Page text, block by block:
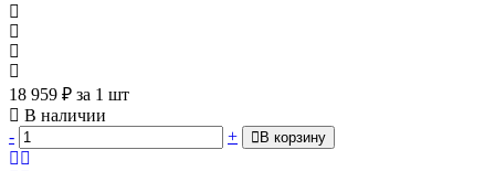
18 959 ₽ за 1 шт
В наличии
-
+ В корзину